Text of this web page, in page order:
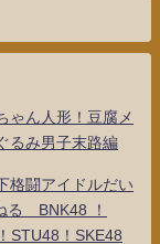
ん人形！豆腐メ
るみ男子末路編
闘アイドルだい
る BNK48 ！
STU48！SKE48